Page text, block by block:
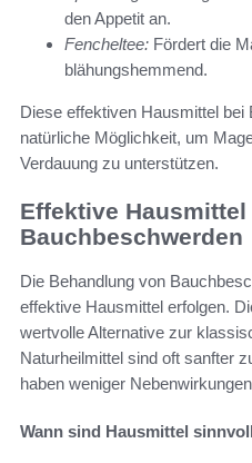
den Appetit an.
Fencheltee: Fördert die
blähungshemmend.
Diese effektiven Hausmittel
natürliche Möglichkeit, um
Verdauung zu unterstützen.
Effektive Hausmittel
Bauchbeschwerden
Die Behandlung von
effektive Hausmittel erfolgen.
wertvolle Alternative zur
Naturheilmittel sind oft sanfter
haben weniger
Wann sind Hausmittel